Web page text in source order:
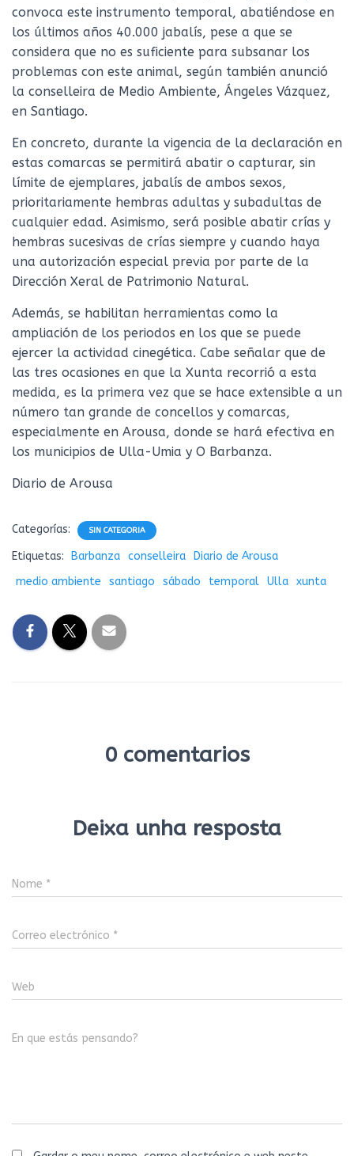
convoca este instrumento temporal, abatiéndose en
los últimos años 40.000 jabalís, pese a que se
considera que no es suficiente para subsanar los
problemas con este animal, según también anunció
la conselleira de Medio Ambiente, Ángeles Vázquez,
en Santiago.
En concreto, durante la vigencia de la declaración en
estas comarcas se permitirá abatir o capturar, sin
límite de ejemplares, jabalís de ambos sexos,
prioritariamente hembras adultas y subadultas de
cualquier edad. Asimismo, será posible abatir crías y
hembras sucesivas de crías siempre y cuando haya
una autorización especial previa por parte de la
Dirección Xeral de Patrimonio Natural.
Además, se habilitan herramientas como la
ampliación de los periodos en los que se puede
ejercer la actividad cinegética. Cabe señalar que de
las tres ocasiones en que la Xunta recorrió a esta
medida, es la primera vez que se hace extensible a un
número tan grande de concellos y comarcas,
especialmente en Arousa, donde se hará efectiva en
los municipios de Ulla-Umia y O Barbanza.
Diario de Arousa
Categorías: SIN CATEGORIA
Etiquetas: Barbanza conselleira
Diario de Arousa
medio ambiente
santiago sábado temporal Ulla xunta
0 comentarios
Deixa unha resposta
Nome *
Correo electrónico *
Web
En que estás pensando?